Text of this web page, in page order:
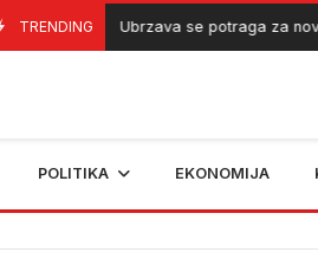
TRENDING
2026 Ubrzava se potraga za novom
POLITIKA EKONOMIJA